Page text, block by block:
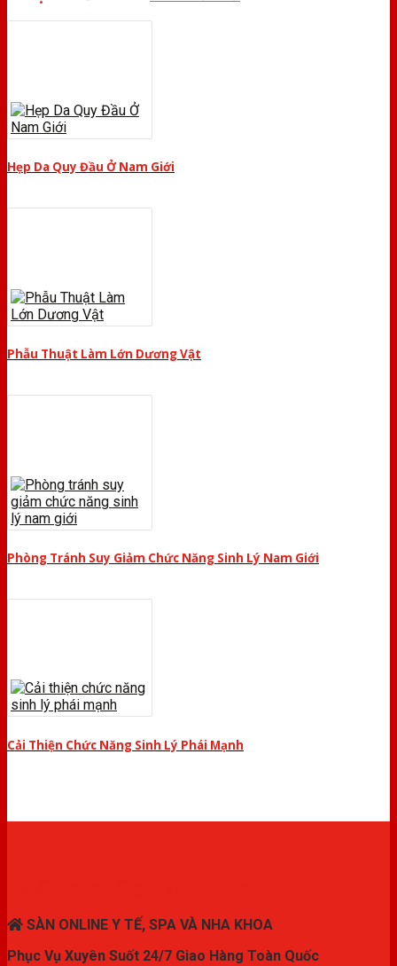
Hẹp Da Quy Đầu Ở Nam Giới
Phẫu Thuật Làm Lớn Dương Vật
Phòng Tránh Suy Giảm Chức Năng Sinh Lý Nam Giới
Cải Thiện Chức Năng Sinh Lý Phái Mạnh
SÀN ONLINE Y TẾ, SPA VÀ NHA KHOA
Phục Vụ Xuyên Suốt 24/7 Giao Hàng Toàn Quốc